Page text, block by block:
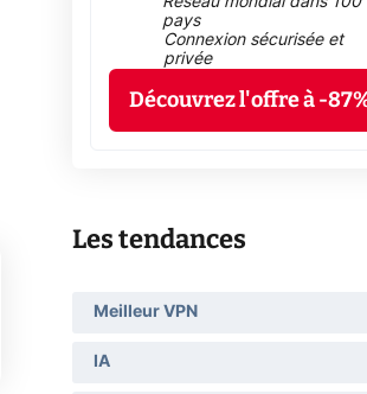
pays
Connexion sécurisée et
privée
Découvrez l'offre à -
Les tendances
Meilleur VPN
IA